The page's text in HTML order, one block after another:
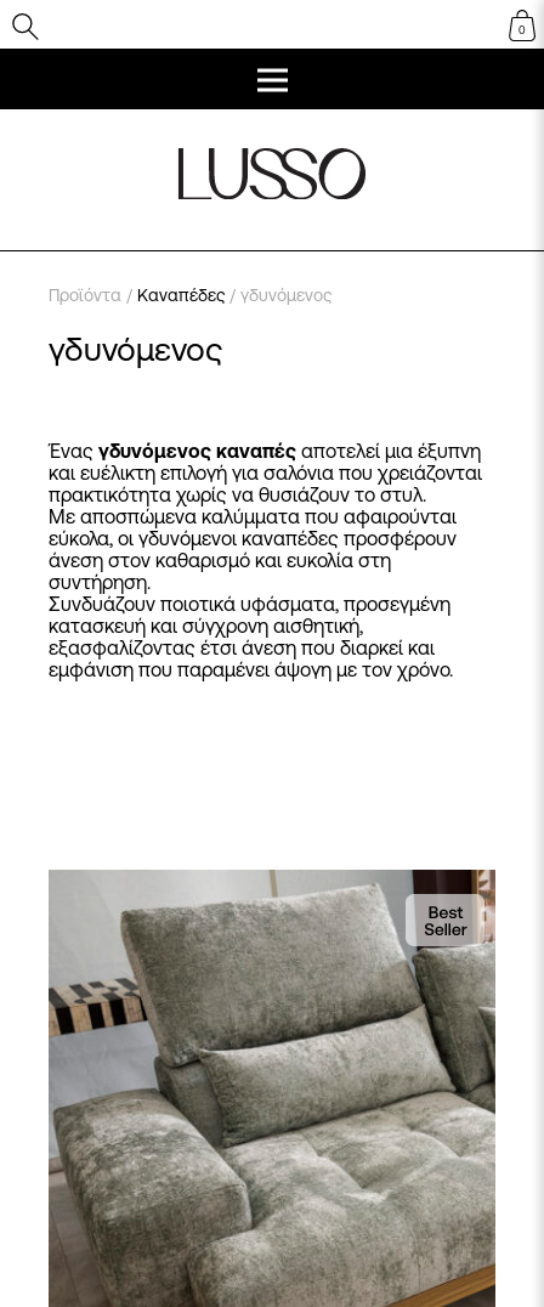
0
Προϊόντα / Καναπέδες / γδυνόμενος
γδυνόμενος
Ένας γδυνόμενος καναπές αποτελεί μια έξυπνη
και ευέλικτη επιλογή για σαλόνια που χρειάζονται
πρακτικότητα χωρίς να θυσιάζουν το στυλ.
Με αποσπώμενα καλύμματα που αφαιρούνται
εύκολα, οι γδυνόμενοι καναπέδες προσφέρουν
άνεση στον καθαρισμό και ευκολία στη
συντήρηση.
Συνδυάζουν ποιοτικά υφάσματα, προσεγμένη
κατασκευή και σύγχρονη αισθητική,
εξασφαλίζοντας έτσι άνεση που διαρκεί και
εμφάνιση που παραμένει άψογη με τον χρόνο.